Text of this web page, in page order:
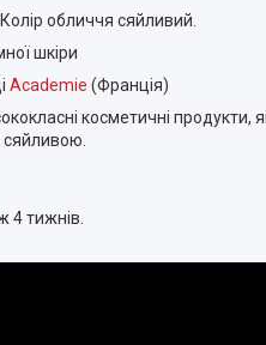
обличчя сяйливий.
шкіри
Academie (Франція)
косметичні продукти,
4 тижнів.